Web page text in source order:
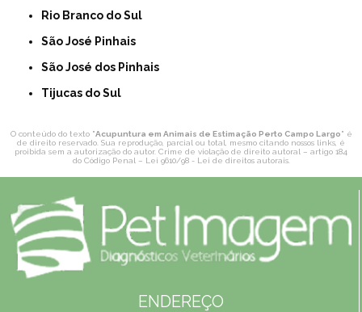
Rio Branco do Sul
São José Pinhais
São José dos Pinhais
Tijucas do Sul
O conteúdo do texto "Acupuntura em Animais de Estimação Perto Campo Largo" é
de direito reservado. Sua reprodução, parcial ou total, mesmo citando nossos links, é
proibida sem a autorização do autor. Crime de violação de direito autoral – artigo 184
do Código Penal – Lei 9610/98 - Lei de direitos autorais.
ENDEREÇO